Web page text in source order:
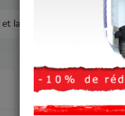
la boîte de vitesses,
-4%